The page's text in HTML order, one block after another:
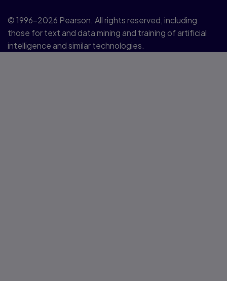
© 1996–2026 Pearson. All rights reserved, including
those for text and data mining and training of artificial
intelligence and similar technologies.